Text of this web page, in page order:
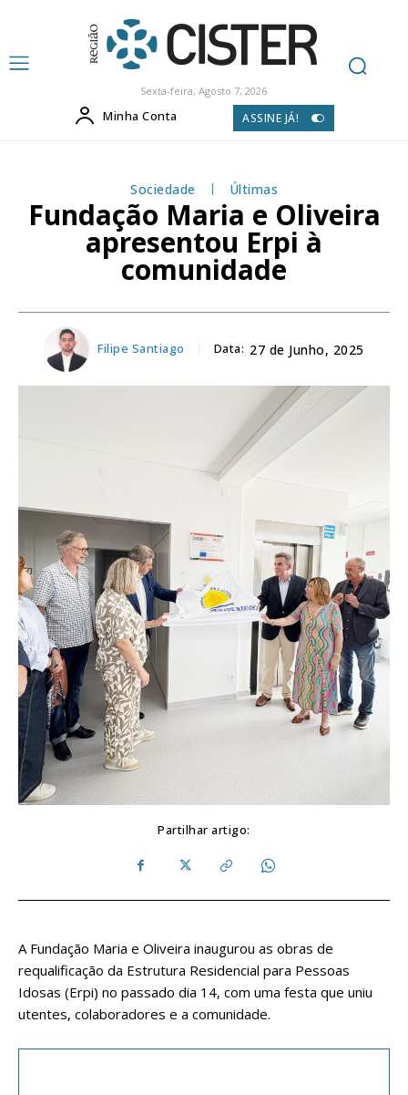
Sexta-feira, Agosto 7, 2026
Minha Conta ASSINE JÁ!
Sociedade Últimas
Fundação Maria e Oliveira
apresentou Erpi à
comunidade
Filipe Santiago Data: 27 de Junho, 2025
Partilhar artigo:
A Fundação Maria e Oliveira inaugurou as obras de
requalificação da Estrutura Residencial para Pessoas
Idosas (Erpi) no passado dia 14, com uma festa que uniu
utentes, colaboradores e a comunidade.